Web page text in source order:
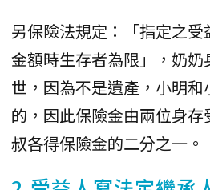
另保險法規定：「指定之
金額時生存者為限」，奶
世，因為不是遺產，小明
的，因此保險金由兩位身
叔各得保險金的二分之一。